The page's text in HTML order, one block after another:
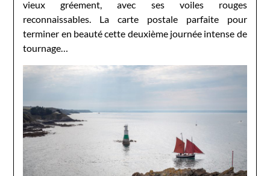
vieux gréement, avec ses voiles rouges
reconnaissables. La carte postale parfaite pour
terminer en beauté cette deuxième journée intense de
tournage…